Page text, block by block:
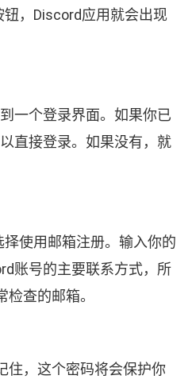
钮，Discord应用就会出现
一个登录界面。如果你已
直接登录。如果没有，就
择使用邮箱注册。输入你的
账号的主要联系方式，所
查的邮箱。
住，这个密码将会保护你